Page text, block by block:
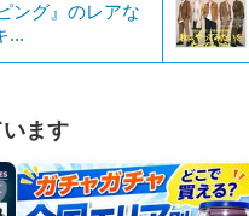
ング』のレアな
...
ます